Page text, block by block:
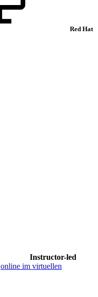
Red Hat
Instructor-led
online im virtuellen